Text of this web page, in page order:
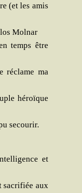
(et les amis
Molnar
temps être
réclame ma
héroïque
secourir.
et
sacri­fiée aux